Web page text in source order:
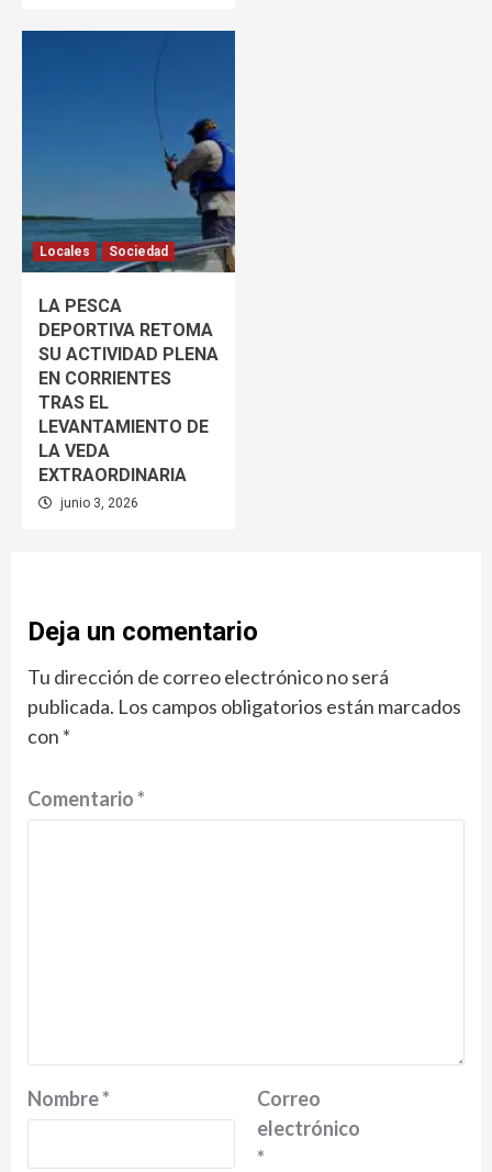
Locales Sociedad
LA PESCA
DEPORTIVA RETOMA
SU ACTIVIDAD PLENA
EN CORRIENTES
TRAS EL
LEVANTAMIENTO DE
LA VEDA
EXTRAORDINARIA
junio 3, 2026
Deja un comentario
Tu dirección de correo electrónico no será
publicada. Los campos obligatorios están marcados
con *
Comentario*
Nombre*
Correo
electrónico
*